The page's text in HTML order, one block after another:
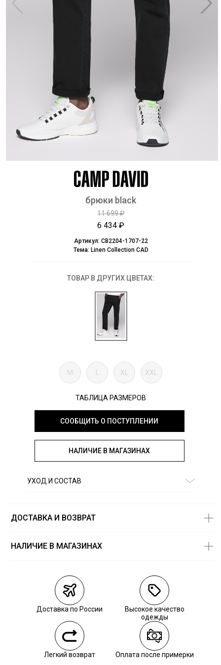
брюки black
11 699 ₽
6 434 ₽
Артикул: CB2204-1707-22
Тема: Linen Collection CAD
ТОВАР В ДРУГИХ ЦВЕТАХ:
M L XL XXL
ТАБЛИЦА РАЗМЕРОВ
СООБЩИТЬ О ПОСТУПЛЕНИИ
НАЛИЧИЕ В МАГАЗИНАХ
УХОД И СОСТАВ
ДОСТАВКА И ВОЗВРАТ
Курьерская доставка СДЭК
Самовывоз из пункта выдачи СДЭК
Самовывоз из наших магазинов
Курьерская доставка СДЭК
Самовывоз из пункта выдачи СДЭК
НАЛИЧИЕ В МАГАЗИНАХ
Доставка по России
Высокое качество
одежды
Легкий возврат Оплата после примерки